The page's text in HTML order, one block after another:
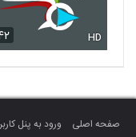
HD
صفحه اصلی ورود به پنل